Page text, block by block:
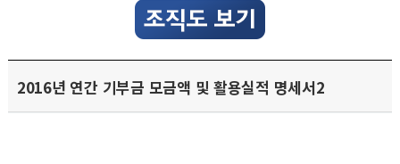
2016년 연간 기부금 모금액 및 활용실적 명세서2